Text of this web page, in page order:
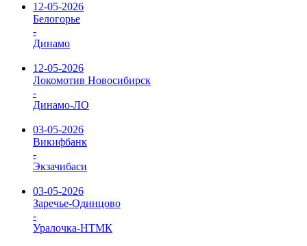
12-05-2026
Белогорье
-
Динамо
12-05-2026
Локомотив Новосибирск
-
Динамо-ЛО
03-05-2026
Викифбанк
-
Экзачибаси
03-05-2026
Заречье-Одинцово
-
Уралочка-НТМК